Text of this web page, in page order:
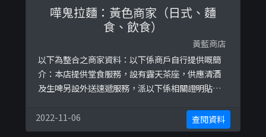
嘩鬼拉麵：黃色商家（日式、麵
食、飲食）
黃藍商店
以下為整合之商家資料：以下係商戶自行提供嘅簡
介：本店提供堂食服務，設有露天茶座，供應清酒
及生啤另設外送速遞服務，派以下係相關證明貼
https://www.facebook.com/wts64629668/pos
ts/3569554253094600/
2022-11-06 查閱資料